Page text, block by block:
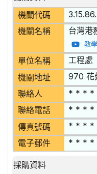
機關代碼
機關名稱 台灣港
教學
單位名稱 工程處
機關地址 970 花
聯絡人 * * * *
聯絡電話 * * * *
傳真號碼 * * * *
電子郵件 * * * *
採購資料